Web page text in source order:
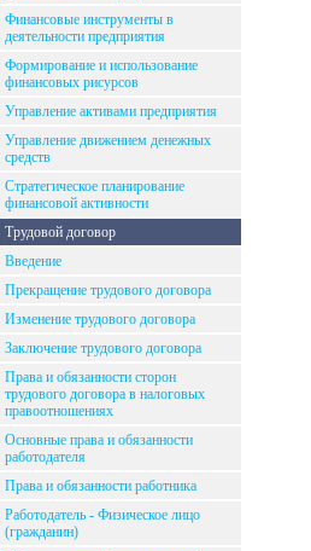
Финансовые инструменты в
деятельности предприятия
Формирование и использование
финансовых рисурсов
Управление активами предприятия
Управление движением денежных
средств
Стратегическое планирование
финансовой активности
Трудовой договор
Введение
Прекращение трудового договора
Изменение трудового договора
Заключение трудового договора
Права и обязанности сторон
трудового договора в налоговых
правоотношениях
Основные права и обязанности
работодателя
Права и обязанности работника
Работодатель - Физическое лицо
(гражданин)